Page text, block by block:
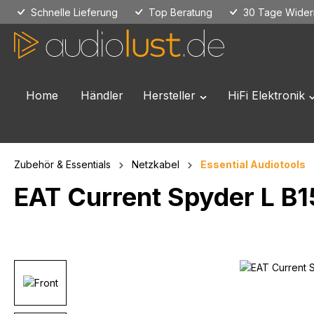
Hauptinhalt springen
Zur Suche springen
Zur Hauptnavigation springen
Schnelle Lieferung Top Beratung 30 Tage
Home Händler Hersteller Öffne oder Schließe
HiFi Elektronik
Zubehör & Essentials Netzkabel Essential Audiotools
EAT Current Spyder L